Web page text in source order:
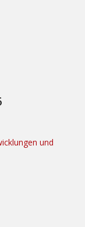
und